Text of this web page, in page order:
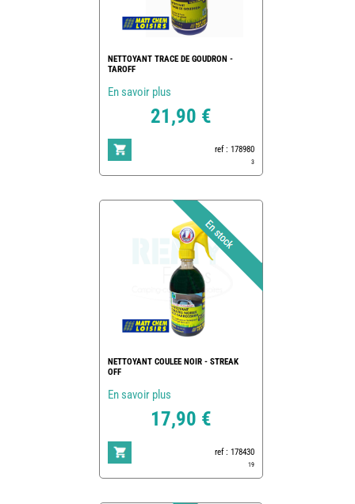
NETTOYANT TRACE DE GOUDRON -
TAROFF
En savoir plus
21,90 €
ref : 178980
3
NETTOYANT COULEE NOIR - STREAK
OFF
En savoir plus
17,90 €
ref : 178430
19